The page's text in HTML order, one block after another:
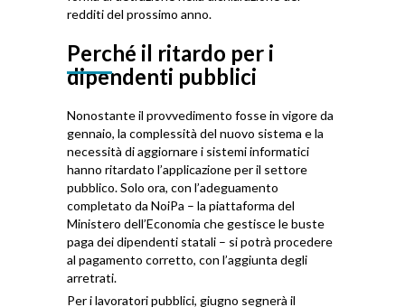
redditi del prossimo anno.
Perché il ritardo per i
dipendenti pubblici
Nonostante il provvedimento fosse in vigore da
gennaio, la complessità del nuovo sistema e la
necessità di aggiornare i sistemi informatici
hanno ritardato l’applicazione per il settore
pubblico. Solo ora, con l’adeguamento
completato da NoiPa – la piattaforma del
Ministero dell’Economia che gestisce le buste
paga dei dipendenti statali – si potrà procedere
al pagamento corretto, con l’aggiunta degli
arretrati.
Per i lavoratori pubblici, giugno segnerà il